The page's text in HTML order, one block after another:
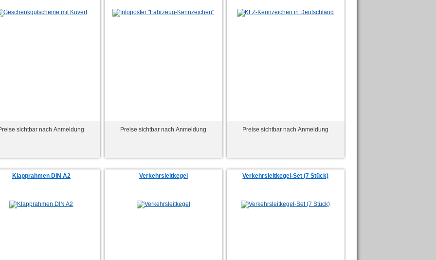
sichtbar nach Anmeldung Preise sichtbar nach Anmeldung Preise sichtbar nach Anmeldung
Klapprahmen DIN A2 Verkehrsleitkegel Verkehrsleitkegel-Set (7 Stück)